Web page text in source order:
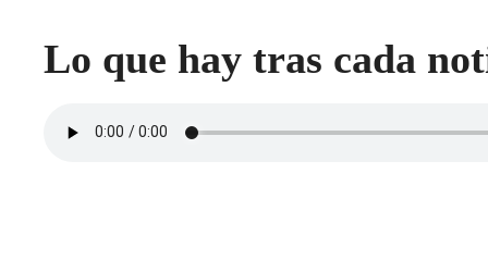
Lo que hay tras cada